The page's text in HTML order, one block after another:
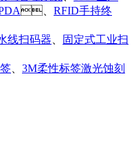
、 RFID手持终
线扫码器
固定式工业扫
3M柔性标签激光蚀刻